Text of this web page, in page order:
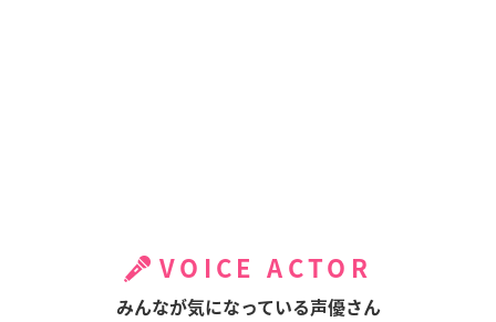
VOICE ACTOR
みんなが気になっている声優さん